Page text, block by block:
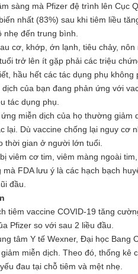
sàng mà Pfizer đệ trình lên Cục
nhất (83%) sau khi tiêm liều
đến trung bình.
cơ, khớp, ớn lạnh, tiêu chảy,
trở lên ít gặp phải các triệu
hầu hết các tác dụng phụ
của bạn đang phản ứng với
tác dụng phụ.
miễn dịch của họ thường
lại. Dù vaccine chống lại nguy cơ
thời gian ở người lớn tuổi.
viêm cơ tim, viêm màng ngoài
FDA lưu ý là các hạch bạch
đầu.
tiêm vaccine COVID-19 tăng
Pfizer so với sau 2 liều đầu.
tâm Y tế Wexner, Đại học Bang
miễn dịch. Theo đó, thống
đau tại chỗ tiêm và mệt nhẹ.